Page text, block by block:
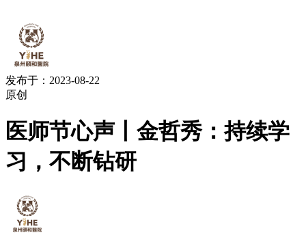
发布于：2023-08-22
原创
医师节心声丨金哲秀：持续学
习，不断钻研